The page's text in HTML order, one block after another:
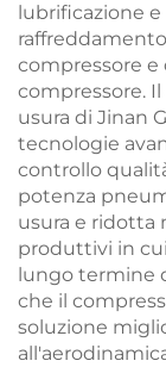
lubrificazione
compressore e
compressore.
usura di Jinan
tecnologie
controllo
potenza
usura e ridotta
produttivi in
lungo termine
che il
soluzione